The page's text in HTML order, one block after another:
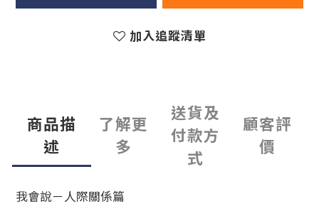
加入追蹤清單
商品描
述
了解更
多
送貨及
付款方
式
顧客評
價
我會說－人際關係篇